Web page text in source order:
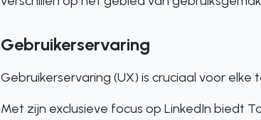
Gebruikerservaring
Gebruikerservaring (UX) is cruciaal voor
Met zijn exclusieve focus op LinkedIn biedt